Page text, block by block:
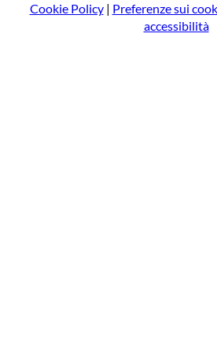
Cookie Policy| Preferenze sui
accessibilità